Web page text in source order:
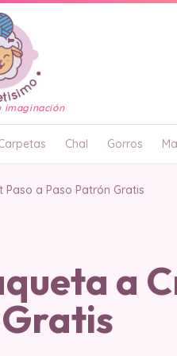
imaginación
Chal Gorros
Paso a Paso Patrón Gratis
a